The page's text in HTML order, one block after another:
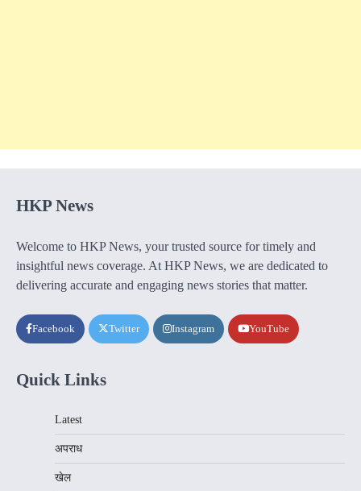
HKP News
Welcome to HKP News, your trusted source for timely and
insightful news coverage. At HKP News, we are dedicated to
delivering accurate and engaging news stories that matter.
Facebook Twitter Instagram YouTube
Quick Links
Latest
अपराध
खेल